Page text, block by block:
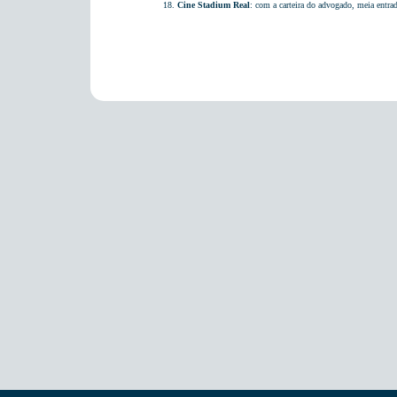
18.Cine Stadium Real: com a carteira do advogado, meia